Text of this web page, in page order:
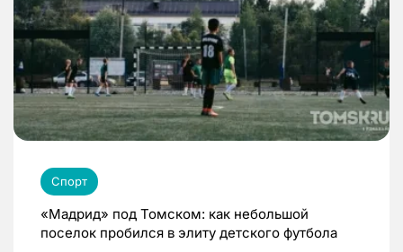
Спорт
«Мадрид» под Томском: как небольшой
поселок пробился в элиту детского футбола